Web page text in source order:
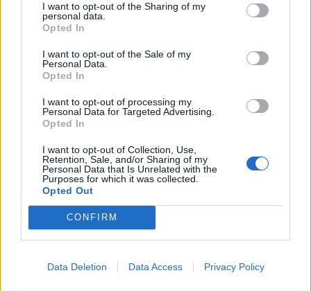
I want to opt-out of the Sharing of my
personal data.
Opted In
I want to opt-out of the Sale of my
Personal Data.
Opted In
I want to opt-out of processing my
Personal Data for Targeted Advertising.
Opted In
I want to opt-out of Collection, Use,
Retention, Sale, and/or Sharing of my
Personal Data that Is Unrelated with the
Purposes for which it was collected.
Opted Out
CONFIRM
Data Deletion Data Access Privacy Policy
10 ψυχολογικές καταστάσεις που
επηρεάζουν την συμπεριφορά μας